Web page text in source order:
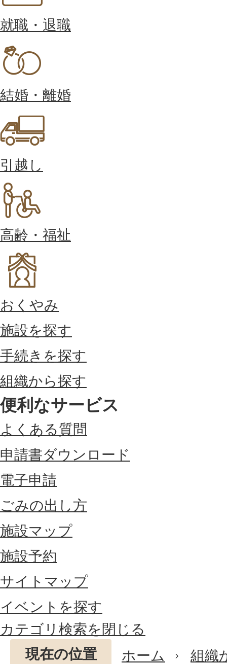
就職・退職
結婚・離婚
引越し
高齢・福祉
おくやみ
施設を探す
手続きを探す
組織から探す
便利なサービス
よくある質問
申請書ダウンロード
電子申請
ごみの出し方
施設マップ
施設予約
サイトマップ
イベントを探す
カテゴリ検索を閉じる
現在の位置
ホーム 組織